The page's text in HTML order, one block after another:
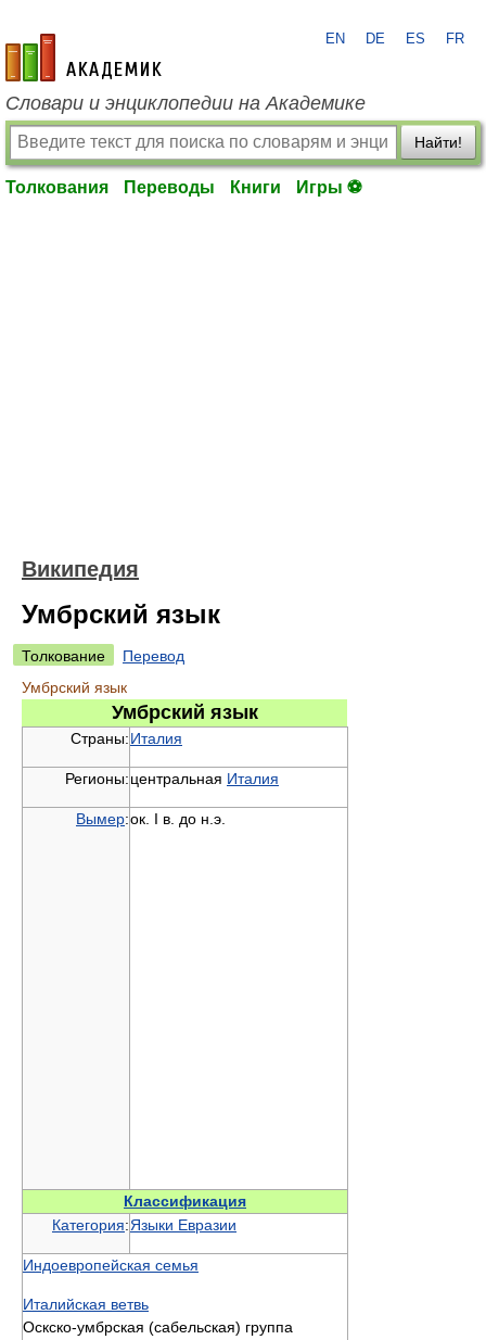
academic.ru
EN DE ES FR
Словари и энциклопедии на Академике
Найти!
Толкования Переводы Книги Игры ⚽
Википедия
Умбрский язык
Толкование
Перевод
Умбрский язык
Умбрский язык
Страны:Италия
Регионы:центральная Италия
Вымер:ок. I в. до н.э.
Классификация
Категория:Языки Евразии
Индоевропейская семья
Италийская ветвь
Оскско-умбрская (сабельская) группа